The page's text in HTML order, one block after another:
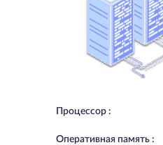
Процессор :
Oперативная память :